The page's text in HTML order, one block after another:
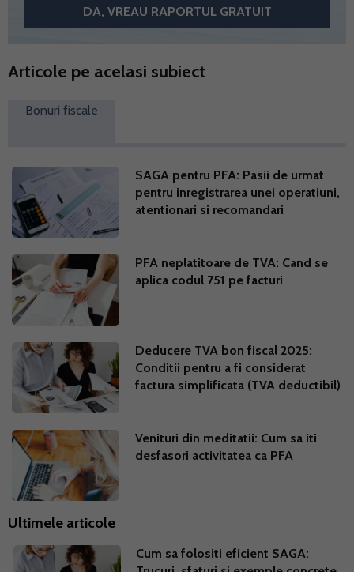
Articole pe acelasi subiect
Bonuri fiscale
SAGA pentru PFA: Pasii de urmat
pentru inregistrarea unei operatiuni,
atentionari si recomandari
PFA neplatitoare de TVA: Cand se
aplica codul 751 pe facturi
Deducere TVA bon fiscal 2025:
Conditii pentru a fi considerat
factura simplificata (TVA deductibil)
Venituri din meditatii: Cum sa iti
desfasori activitatea ca PFA
Ultimele articole
Cum sa folositi eficient SAGA: